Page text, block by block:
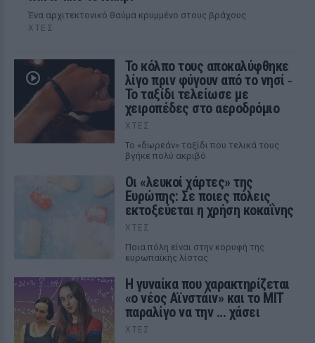
Ένα αρχιτεκτονικό θαύμα κρυμμένο στους βράχους
ΧΤΕΣ
Το κόλπο τους αποκαλύφθηκε
λίγο πριν φύγουν από το νησί ‑
Το ταξίδι τελείωσε με
χειροπέδες στο αεροδρόμιο
ΧΤΕΣ
Το «δωρεάν» ταξίδι που τελικά τους
βγήκε πολύ ακριβό
Οι «λευκοί χάρτες» της
Ευρώπης: Σε ποιες πόλεις
εκτοξεύεται η χρήση κοκαΐνης
ΧΤΕΣ
Ποια πόλη είναι στην κορυφή της
ευρωπαϊκής λίστας
Η γυναίκα που χαρακτηρίζεται
«ο νέος Αϊνστάιν» και το MIT
παραλίγο να την ... χάσει
ΧΤΕΣ